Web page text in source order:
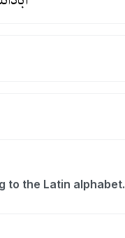
to the Latin alphabet.